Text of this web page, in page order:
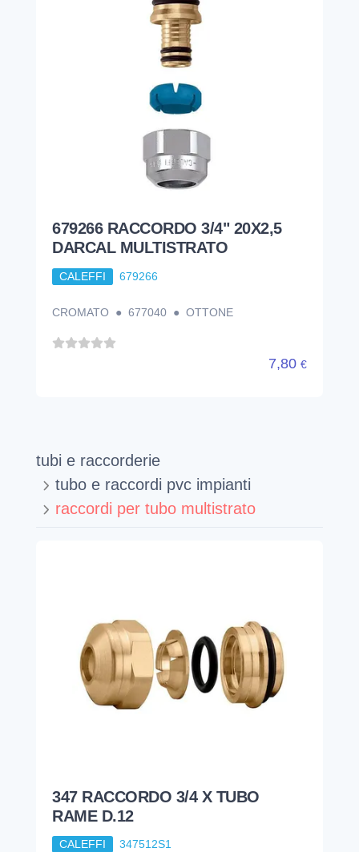
679266 RACCORDO 3/4" 20X2,5
DARCAL MULTISTRATO
CALEFFI 679266
CROMATO ● 677040 ● OTTONE
7,80 €
tubi e raccorderie
tubo e raccordi pvc impianti
raccordi per tubo multistrato
347 RACCORDO 3/4 X TUBO
RAME D.12
CALEFFI 347512S1